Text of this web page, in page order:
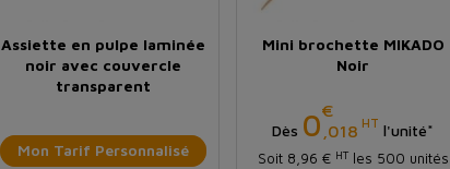
Assiette en pulpe laminée
noir avec couvercle
transparent
Mon Tarif Personnalisé
Mini brochette MIKADO
Noir
Dès 0€
,018 HT l'unité*
Soit 8,96 € HTles 500 unités